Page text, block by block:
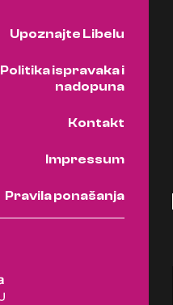
Upoznajte Libelu
Politika ispravaka i
nadopuna
Kontakt
Impressum
Pravila ponašanja